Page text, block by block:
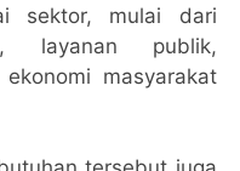
sektor, mulai dari
layanan publik,
masyarakat